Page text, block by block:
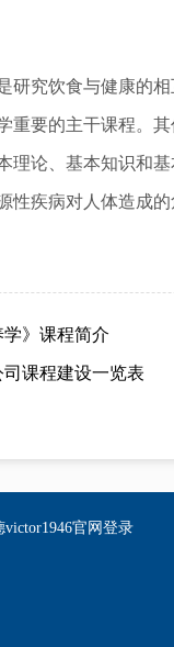
研究饮食与健康的
重要的主干课程。
理论、基本知识和
性疾病对人体造成
学》课程简介
课程建设一览表
官网登录